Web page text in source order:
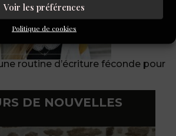
Voir les préférences
Politique de cookies
routine d’écriture féconde pour
DE NOUVELLES